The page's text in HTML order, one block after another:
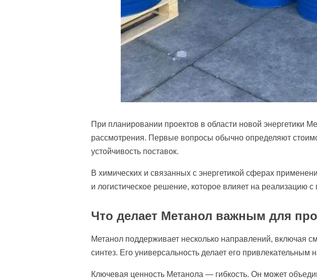
При планировании проектов в области новой энергетики
рассмотрения. Первые вопросы обычно определяют
устойчивость поставок.
В химических и связанных с энергетикой сферах
и логистическое решение, которое влияет на реализацию с
Что делает Метанол важным для
Метанол поддерживает несколько направлений, включая
синтез. Его универсальность делает его привлекательным
Ключевая ценность Метанола — гибкость. Он может